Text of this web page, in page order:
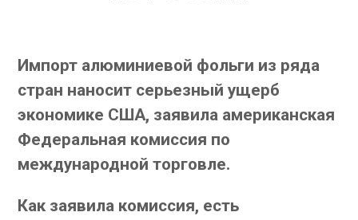
Импорт алюминиевой фольги из ряда
стран наносит серьезный ущерб
экономике США, заявила американская
Федеральная комиссия по
международной торговле.
Как заявила комиссия, есть